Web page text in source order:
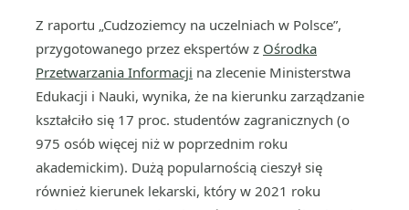
Z raportu „Cudzoziemcy na uczelniach w Polsce”,
przygotowanego przez ekspertów z Ośrodka
Przetwarzania Informacji na zlecenie Ministerstwa
Edukacji i Nauki, wynika, że na kierunku zarządzanie
kształciło się 17 proc. studentów zagranicznych (o
975 osób więcej niż w poprzednim roku
akademickim). Dużą popularnością cieszył się
również kierunek lekarski, który w 2021 roku